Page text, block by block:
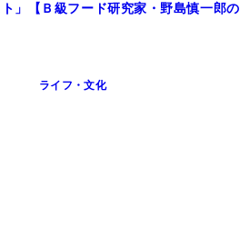
」【Ｂ級フード研究家・野島慎一郎の
ライフ・文化